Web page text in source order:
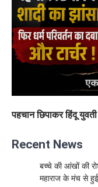
पहचान छिपाकर हिंदू
Recent News
बच्चे की आंखों की
महाराज के मंच से